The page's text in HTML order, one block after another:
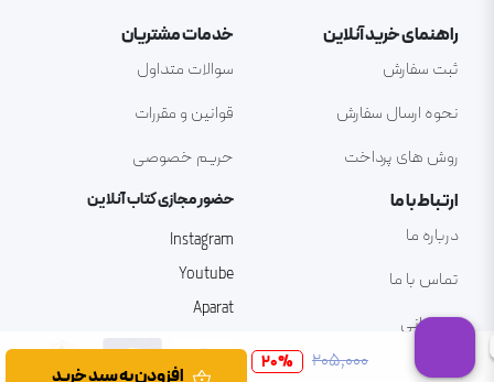
۲۰۵٬۰۰۰ 20%
افزودن به سبد خرید
راهنمای خرید آنلاین
ثبت سفارش
نحوه ارسال سفارش
روش های پرداخت
خدمات مشتریان
سوالات متداول
قوانین و مقررات
حریم خصوصی
ارتباط با ما
درباره ما
تماس با ما
پشتیبانی
حضور مجازی کتاب آنلاین
Instagram
Youtube
Aparat